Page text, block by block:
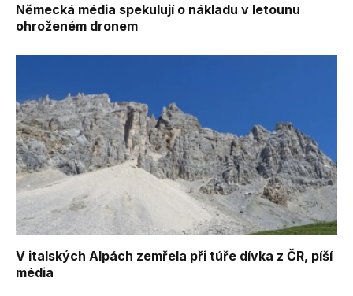
Německá média spekulují o nákladu v letounu
ohroženém dronem
V italských Alpách zemřela při túře dívka z ČR, píší
média